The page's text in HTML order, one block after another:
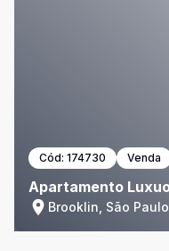
Cód: 174730 Venda
Apartamento
Brooklin, São